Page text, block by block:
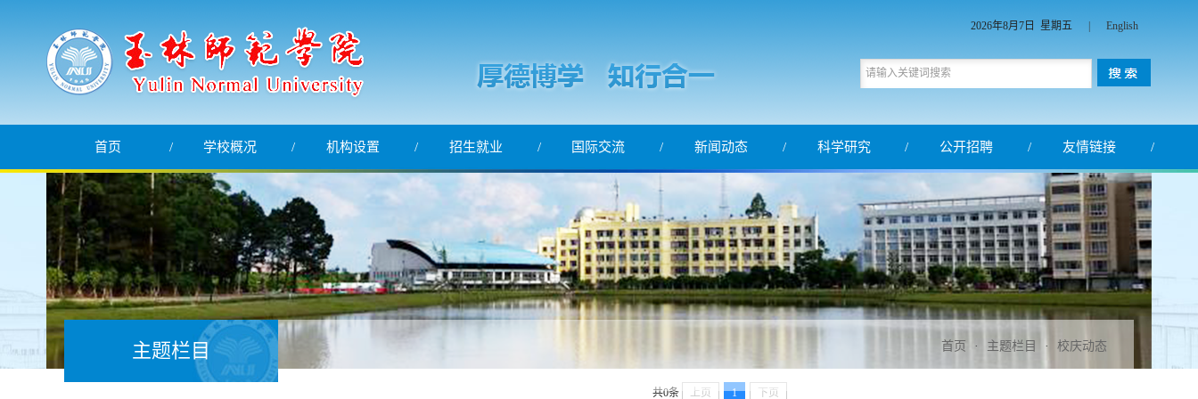
2026年8月7日 星期五 English
首页 学校概况 机构设置 招生就业 国际交流 新闻动态 科学研究 公开招聘 友情链接
主题栏目 首页 · 主题栏目 · 校庆动态
共0条 上页 1 下页